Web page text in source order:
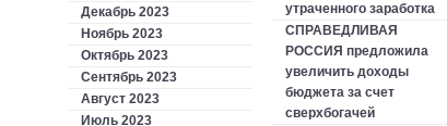
Декабрь 2023
Ноябрь 2023
Октябрь 2023
Сентябрь 2023
Август 2023
Июль 2023
утраченного заработка
СПРАВЕДЛИВАЯ
РОССИЯ предложила
увеличить доходы
бюджета за счет
сверхбогачей